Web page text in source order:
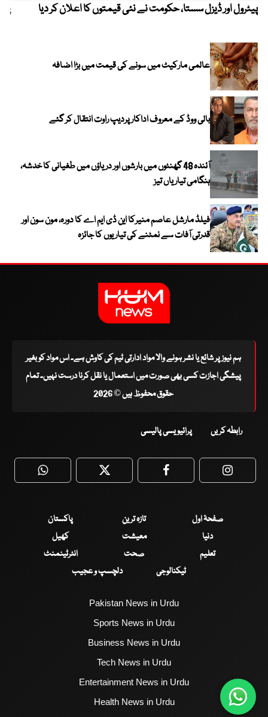
پیٹرول اور ڈیزل سستا، حکومت نے نئی قیمتوں کا اعلان کر دیا
عالمی مارکیٹ میں سونے کی قیمت میں بڑا اضافہ
بالی ووڈ کے معروف اداکار پردیپ راوت انتقال کر گئے
آئندہ 48 گھنٹوں میں بارشوں اور دریاؤں میں طغیانی کا خدشہ،
ہنگامی تیاریاں تیز
فیلڈ مارشل عاصم منیرکا این ڈی ایم اے کا دورہ، مون سون اور
قدرتی آفات سے نمٹنے کی تیاریوں کا جائزہ
ہم نیوز پر شائع یا نشر ہونے والا مواد ادارتی ٹیم کی کاوش ہے۔ اس مواد کو بغیر
پیشگی اجازت کسی بھی صورت میں استعمال یا نقل کرنا درست نہیں۔ تمام
حقوق محفوظ ہیں © 2026
رابطہ کریں پرائیویسی پالیسی
WhatsApp Twitter Facebook
صفحۂ اول تازہ ترین
پاکستان
دنیا
معیشت
کھیل
تعلیم
صحت
انٹرٹینمنٹ
ٹیکنالوجی
دلچسپ و عجیب
Pakistan News in Urdu
Sports News in Urdu
Business News in Urdu
Tech News in Urdu
Entertainment News in Urdu
Health News in Urdu